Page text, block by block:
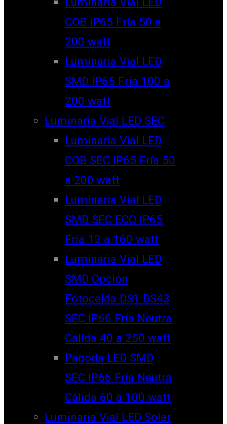
COB IP65 Fría 50 a
200 watt
Luminaria Vial LED
SMD IP65 Fría 100 a
200 watt
Luminaria Vial LED SEC
Luminaria Vial LED
COB SEC IP65 Fría 50
a 200 watt
Luminaria Vial LED
SMD SEC ECO IP65
Fría 12 a 160 watt
Luminaria Vial LED
SMD Opción
Fotocelda DS1 DS43
SEC IP66 Fría Neutra
Cálida 40 a 250 watt
Pagoda LED SMD
SEC IP66 Fría Neutra
Cálida 60 a 100 watt
Luminaria Vial LED Solar